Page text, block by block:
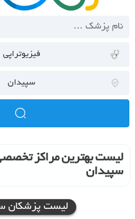
فیزیوتراپی
سپیدان
لیست بهترین مراکز
سپیدان
لیست پزشکان